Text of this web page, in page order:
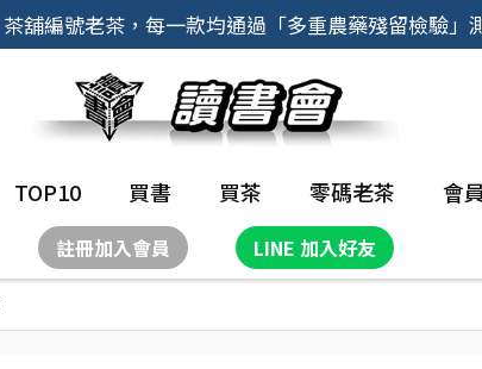
舖編號老茶，每一款均通過「多重農藥殘留檢驗」
TOP10 買書 買茶 零碼老茶 會
註冊加入會員 LINE 加入好友